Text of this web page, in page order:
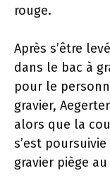
rouge.
Après s’être
dans le bac à
pour le
gravier,
alors que la
s’est
gravier piège